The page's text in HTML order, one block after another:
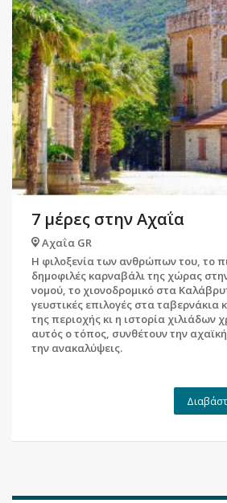
7 μέρες στην Αχαΐα
Αχαΐα GR
Η φιλοξενία των ανθρώπων του, το
δημοφιλές καρναβάλι της χώρας
νομού, το χιονοδρομικό στα
γευστικές επιλογές στα ταβερνάκια
της περιοχής κι η ιστορία
αυτός ο τόπος, συνθέτουν την
την ανακαλύψεις.